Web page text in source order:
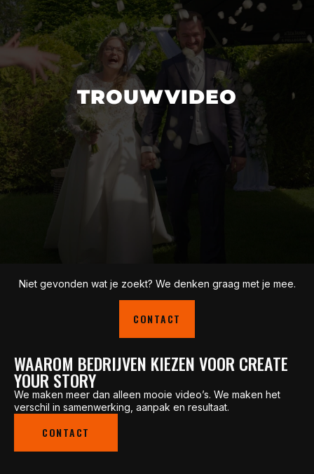
TROUWVIDEO
TROUWVIDEO
Voor trouwvideo's verwijzen we je graag naar ons
zusterbedrijf Frame the Day, gespecialiseerd in
bruiloftsfilms.
WWW.FRAMETHEDAY.NL
Niet gevonden wat je zoekt? We denken graag met je mee.
CONTACT
WAAROM BEDRIJVEN KIEZEN VOOR CREATE
YOUR STORY
We maken meer dan alleen mooie video’s. We maken het
verschil in samenwerking, aanpak en resultaat.
CONTACT